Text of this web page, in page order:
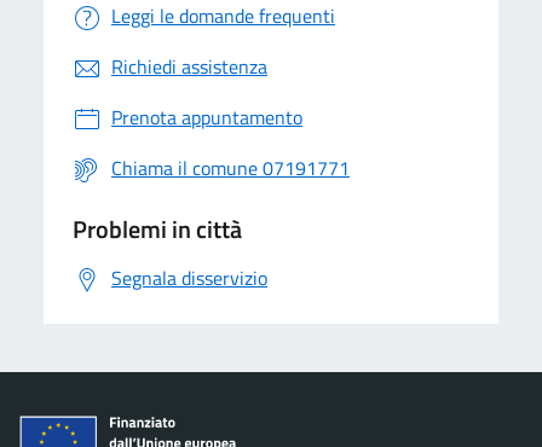
Leggi le domande frequenti
Richiedi assistenza
Prenota appuntamento
Chiama il comune 07191771
Problemi in città
Segnala disservizio